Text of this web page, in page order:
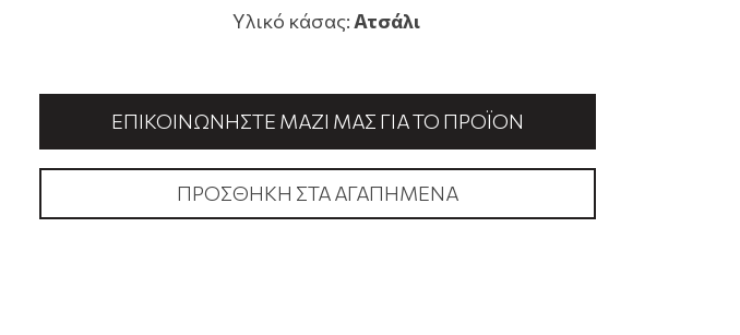
Υλικό κάσας:Ατσάλι
ΕΠΙΚΟΙΝΩΝΉΣΤΕ ΜΑΖΊ ΜΑΣ ΓΙΑ ΤΟ ΠΡΟΪΌΝ
ΠΡΟΣΘΉΚΗ ΣΤΑ ΑΓΑΠΗΜΈΝΑ